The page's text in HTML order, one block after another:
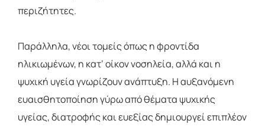
περιζήτητες.
Παράλληλα, νέοι τομείς όπως η φροντίδα
ηλικιωμένων, η κατ’ οίκον νοσηλεία, αλλά και η
ψυχική υγεία γνωρίζουν ανάπτυξη. Η αυξανόμενη
ευαισθητοποίηση γύρω από θέματα ψυχικής
υγείας, διατροφής και ευεξίας δημιουργεί επιπλέον